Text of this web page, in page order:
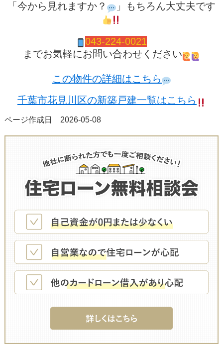
「今から見れますか？
」もちろん大丈夫です
043-224-0021
までお気軽にお問い合わせください
この物件の詳細はこちら
千葉市花見川区の新築戸建一覧はこちら
ページ作成日 2026-05-08